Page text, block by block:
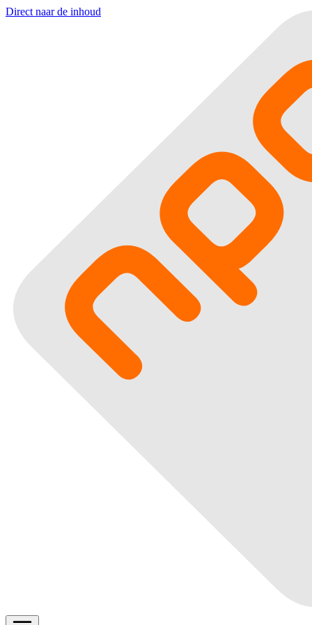
Direct naar de inhoud